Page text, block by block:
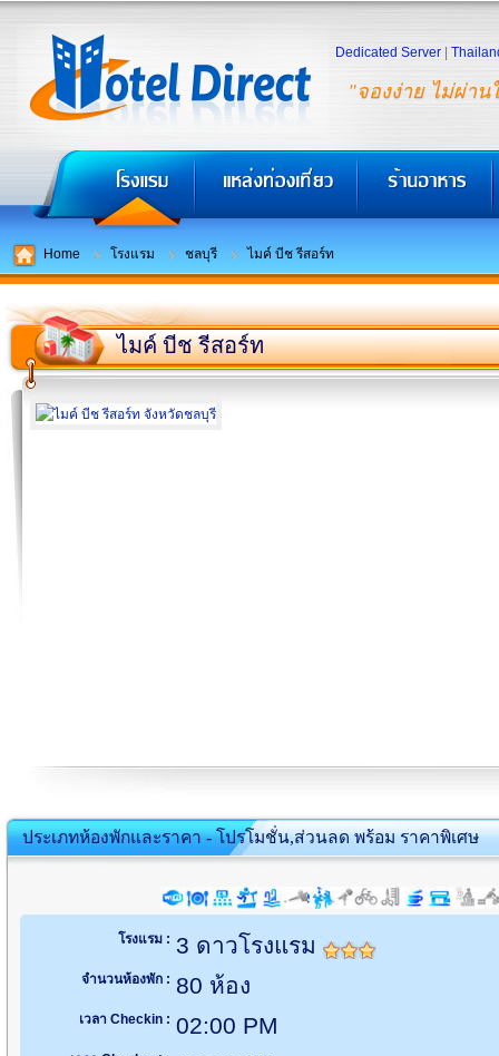
"จองง่าย ไม่ผ่าน
Dedicated Server
Home โรงแรม ชลบุรี ไมค์ บีช รีสอร์ท
ไมค์ บีช รีสอร์ท
ประเภทห้องพักและราคา - โปรโมชั่น,ส่วนลด พร้อม ราคาพิเศษ
โรงแรม : 3 ดาวโรงแรม
จำนวนห้องพัก : 80 ห้อง
เวลา Checkin : 02:00 PM